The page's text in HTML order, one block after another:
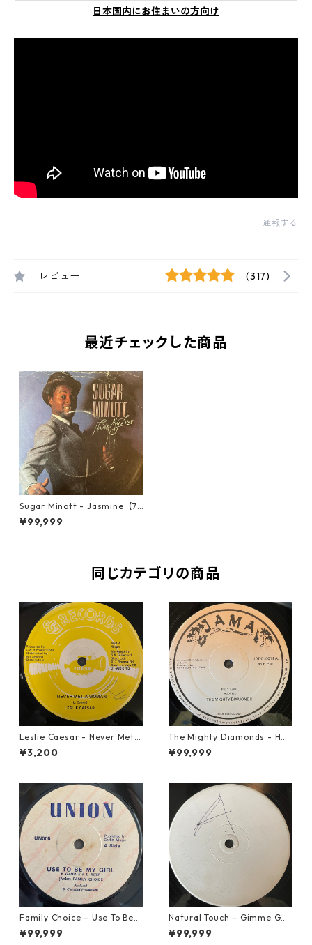
日本国内にお住まいの方向け
通報する
レビュー (317)
最近チェックした商品
Sugar Minott - Jasmine【7-
21866】
¥99,999
同じカテゴリの商品
Leslie Caesar - Never Met A
Woman【12-50067】
¥3,200
The Mighty Diamonds - Hey
Girl【12-50053】
¥99,999
Family Choice – Use To Be
My Girl【7-22004】
¥99,999
Natural Touch – Gimme Goo
d Loving【12-50055】
¥99,999